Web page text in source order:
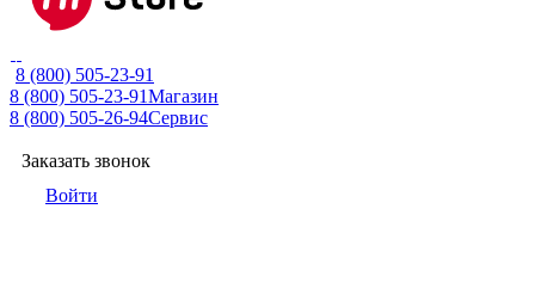
8 (800) 505-23-91
8 (800) 505-23-91Магазин
8 (800) 505-26-94Сервис
Заказать звонок
Войти